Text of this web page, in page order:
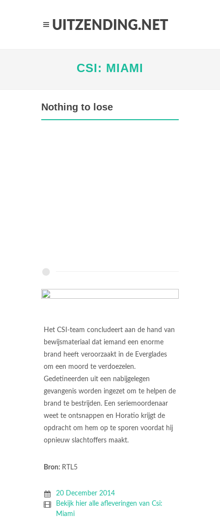
CSI: MIAMI
Nothing to lose
Het CSI-team concludeert aan de hand van
bewijsmateriaal dat iemand een enorme
brand heeft veroorzaakt in de Everglades
om een moord te verdoezelen.
Gedetineerden uit een nabijgelegen
gevangenis worden ingezet om te helpen de
brand te bestrijden. Een seriemoordenaar
weet te ontsnappen en Horatio krijgt de
opdracht om hem op te sporen voordat hij
opnieuw slachtoffers maakt.
Bron: RTL5
20 December 2014
Bekijk hier alle afleveringen van Csi:
Miami